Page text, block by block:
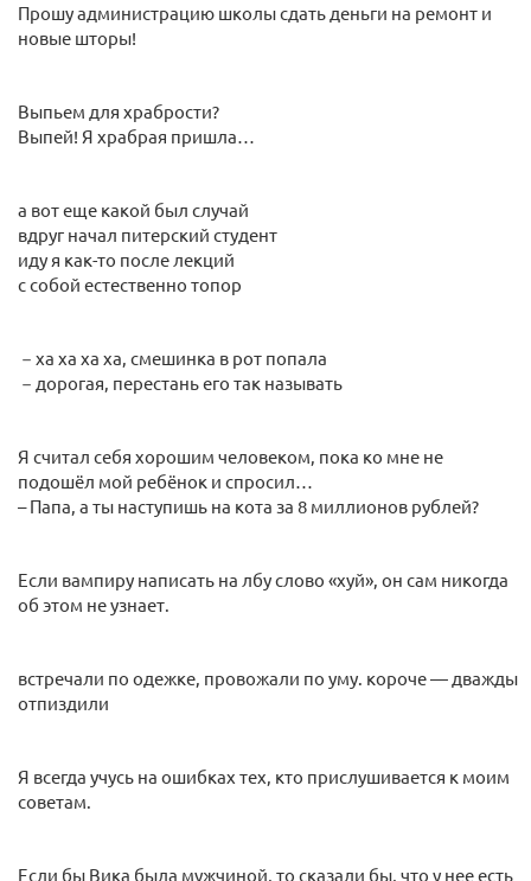
Прошу администрацию школы сдать деньги на ремонт и
новые шторы!
Выпьем для храбрости?
Выпей! Я храбрая пришла…
а вот еще какой был случай
вдруг начал питерский студент
иду я как-то после лекций
с собой естественно топор
－ха ха ха ха, смешинка в рот попала
－дорогая, перестань его так называть
Я считал себя хорошим человеком, пока ко мне не
подошёл мой ребёнок и спросил…
– Папа, а ты наступишь на кота за 8 миллионов рублей?
Если вампиру написать на лбу слово «хуй», он сам никогда
об этом не узнает.
встречали по одежке, провожали по уму. короче — дважды
отпиздили
Я всегда учусь на ошибках тех, кто прислушивается к моим
советам.
Если бы Вика была мужчиной, то сказали бы, что у нее есть